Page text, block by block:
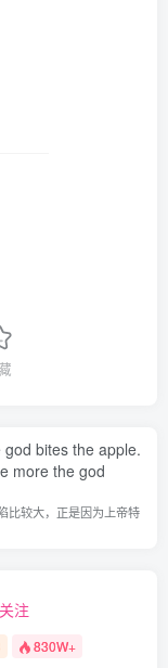
bites the apple.
more the god
比较大，正是因为上帝特
关注
830W+